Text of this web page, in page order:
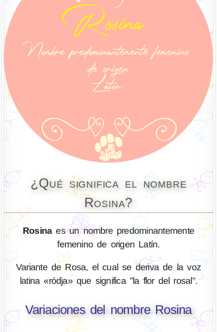
¿Qué significa el nombre
Rosina?
Rosinaes un nombre predominantemente
femenino de origen Latín.
Variante de Rosa, el cual se deriva de la voz
latina «ródja» que significa "la flor del rosal".
Variaciones del nombre Rosina